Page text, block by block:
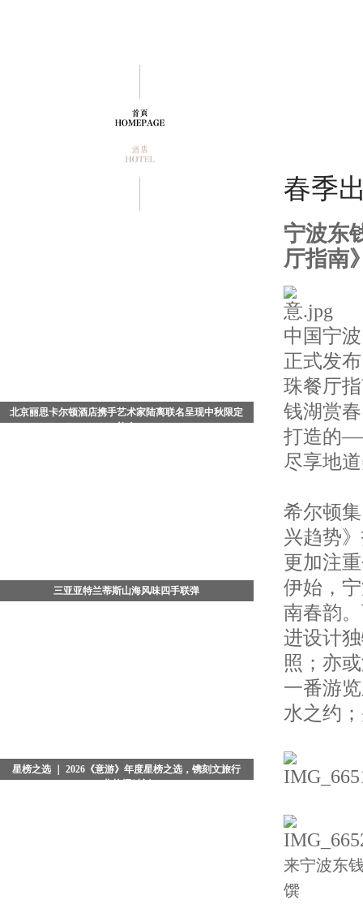
北京丽思卡尔顿酒店携手艺术家陆离联名呈现中秋限定
三亚亚特兰蒂斯山海风味四手联弹
星榜之选 ｜ 2026《意游》年度星榜之选，镌刻文旅行
春季
宁波东
厅指南
中国宁
正式发
珠餐厅
钱湖赏
打造的
尽享地
希尔顿
兴趋势
更加注
伊始，
南春韵
进设计
照；亦
一番游
水之约
来宁波东
馔